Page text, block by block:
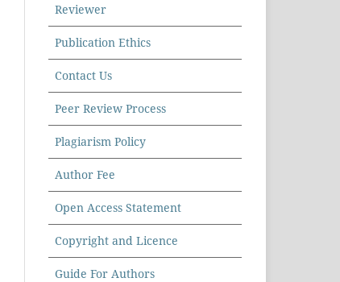
Reviewer
Publication Ethics
Contact Us
Peer Review Process
Plagiarism Policy
Author Fee
Open Access Statement
Copyright and Licence
Guide For Authors